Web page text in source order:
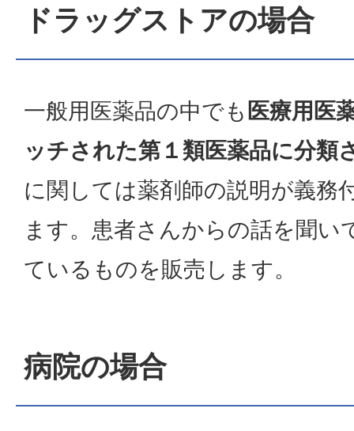
ドラッグストアの場合
一般用医薬品の中でも 医療用医
ッチされた第１類医薬品に分類
に関しては薬剤師の説明が義務
ます。患者さんからの話を聞い
ているものを販売します。
病院の場合